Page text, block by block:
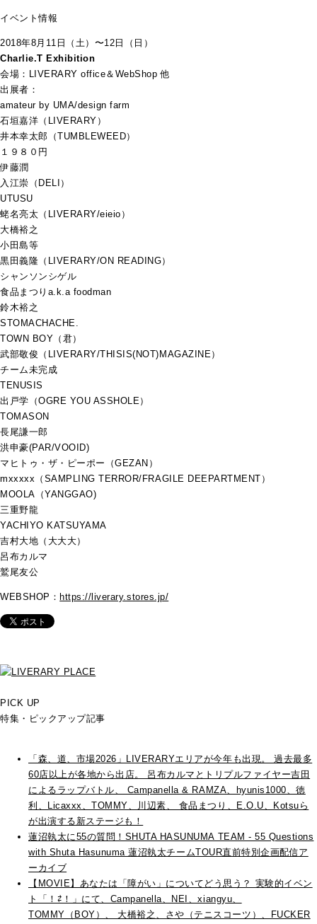
イベント情報
2018年8月11日（土）〜12日（日）
Charlie.T Exhibition
会場：LIVERARY office＆WebShop 他
出展者：
amateur by UMA/design farm
石垣嘉洋（LIVERARY）
井本幸太郎（TUMBLEWEED）
１９８０円
伊藤潤
入江崇（DELI）
UTUSU
蛯名亮太（LIVERARY/eieio）
大橋裕之
小田島等
黒田義隆（LIVERARY/ON READING）
シャンソンシゲル
食品まつりa.k.a foodman
鈴木裕之
STOMACHACHE.
TOWN BOY（君）
武部敬俊（LIVERARY/THISIS(NOT)MAGAZINE）
チーム未完成
TENUSIS
出戸学（OGRE YOU ASSHOLE）
TOMASON
長尾謙一郎
洪申豪(PAR/VOOID)
マヒトゥ・ザ・ピーポー（GEZAN）
mxxxxx（SAMPLING TERROR/FRAGILE DEEPARTMENT）
MOOLA（YANGGAO)
三重野龍
YACHIYO KATSUYAMA
吉村大地（大大大）
呂布カルマ
鷲尾友公
WEBSHOP： https://liverary.stores.jp/
PICK UP
特集・ピックアップ記事
「森、道、市場2026」LIVERARYエリアが今年も出現。 過去最多
60店以上が各地から出店。 呂布カルマとトリプルファイヤー吉田
によるラップバトル、 Campanella & RAMZA、hyunis1000、徳
利、Licaxxx、TOMMY、川辺素、 食品まつり、E.O.U、Kotsuら
が出演する新ステージも！
蓮沼執太に55の質問！SHUTA HASUNUMA TEAM - 55 Questions
with Shuta Hasunuma 蓮沼執太チームTOUR直前特別企画配信ア
ーカイブ
【MOVIE】あなたは「障がい」についてどう思う？ 実験的イベン
ト「！⇄！」にて、Campanella、NEI、xiangyu、
TOMMY（BOY）、 大橋裕之、さや（テニスコーツ）、FUCKER